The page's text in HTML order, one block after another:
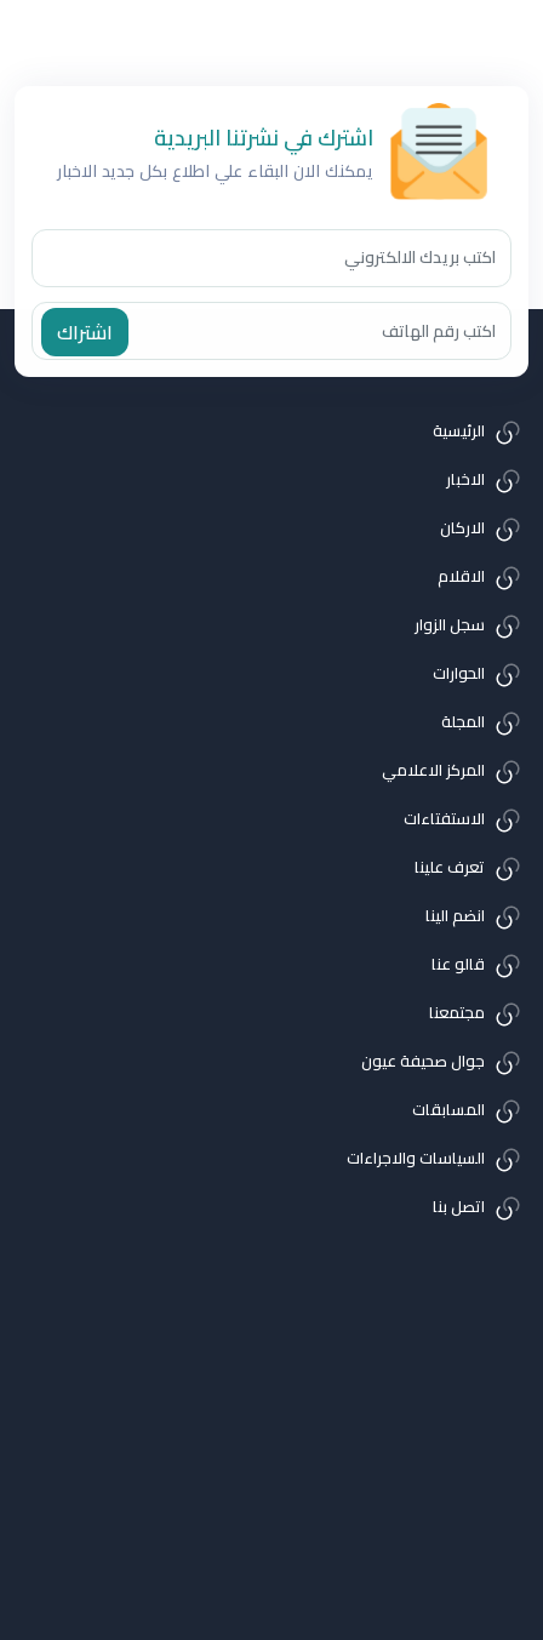
اشترك في نشرتنا البريدية
يمكنك الان البقاء علي اطلاع بكل جديد الاخبار
اشتراك
الرئيسية
الاخبار
الاركان
الاقلام
سجل الزوار
الحوارات
المجلة
المركز الاعلامي
الاستفتاءات
تعرف علينا
انضم الينا
قالو عنا
مجتمعنا
جوال صحيفة عيون
المسابقات
السياسات والاجراءات
اتصل بنا